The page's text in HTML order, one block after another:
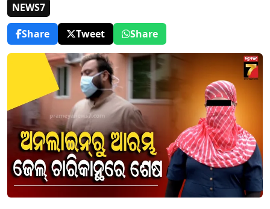
NEWS7
Share
Tweet Share